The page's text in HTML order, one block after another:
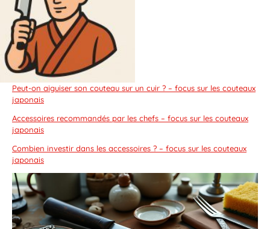
Peut-on aiguiser son couteau sur un cuir ? – focus sur les couteaux
japonais
Accessoires recommandés par les chefs – focus sur les couteaux
japonais
Combien investir dans les accessoires ? – focus sur les couteaux
japonais